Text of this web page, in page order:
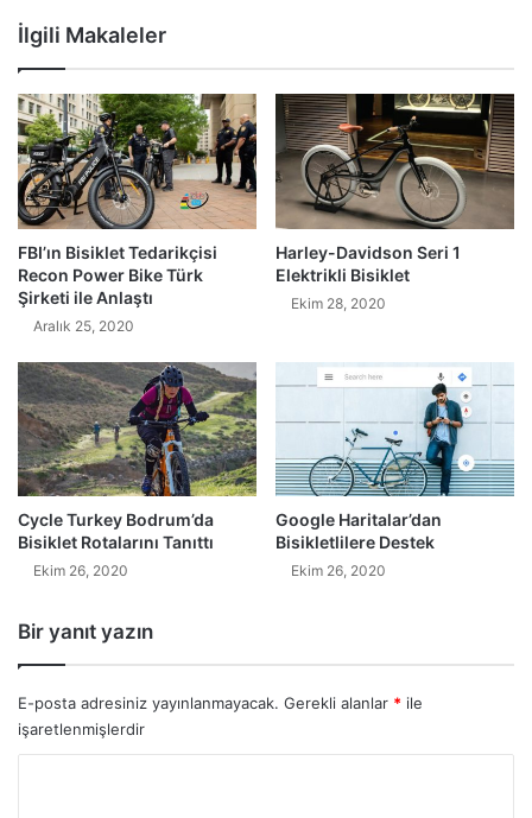
İlgili Makaleler
FBI’ın Bisiklet Tedarikçisi
Recon Power Bike Türk
Şirketi ile Anlaştı
Aralık 25, 2020
Harley-Davidson Seri 1
Elektrikli Bisiklet
Ekim 28, 2020
Cycle Turkey Bodrum’da
Bisiklet Rotalarını Tanıttı
Ekim 26, 2020
Google Haritalar’dan
Bisikletlilere Destek
Ekim 26, 2020
Bir yanıt yazın
E-posta adresiniz yayınlanmayacak. Gerekli alanlar * ile
işaretlenmişlerdir